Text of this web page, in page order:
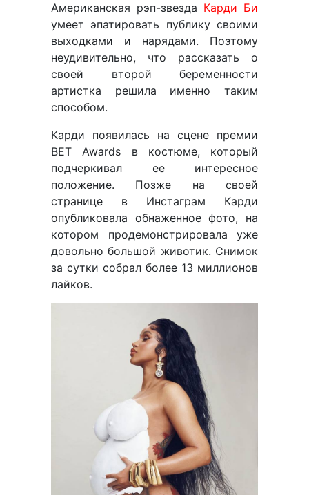
Американская рэп-звезда Карди Би
умеет эпатировать публику своими
выходками и нарядами. Поэтому
неудивительно, что рассказать о
своей второй беременности
артистка решила именно таким
способом.
Карди появилась на сцене премии
BET Awards в костюме, который
подчеркивал ее интересное
положение. Позже на своей
странице в Инстаграм Карди
опубликовала обнаженное фото, на
котором продемонстрировала уже
довольно большой животик. Снимок
за сутки собрал более 13 миллионов
лайков.